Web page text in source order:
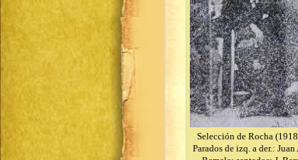
Selección de Rocha
Parados de izq. a der.: